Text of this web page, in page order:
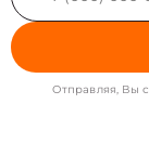
Отправляя, Вы